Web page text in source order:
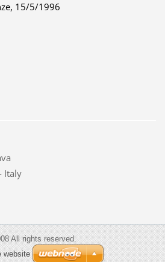
15/5/1996
Italy
All rights reserved.
website